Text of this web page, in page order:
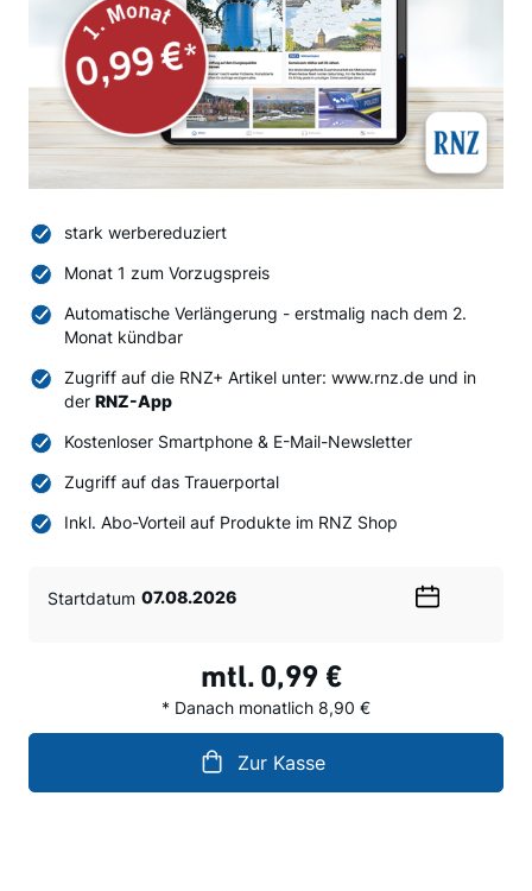
stark werbereduziert
Monat 1 zum Vorzugspreis
Automatische Verlängerung - erstmalig nach dem 2.
Monat kündbar
Zugriff auf die RNZ+ Artikel unter: www.rnz.de und in
der RNZ-App
Kostenloser Smartphone & E-Mail-Newsletter
Zugriff auf das Trauerportal
Inkl. Abo-Vorteil auf Produkte im RNZ Shop
Startdatum
mtl. 0,99 €
* Danach monatlich 8,90 €
Zur Kasse